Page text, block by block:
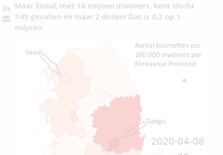
Maar Seoul, met 10 miljoen inwoners, kent slecht
145 gevallen en maar 2 doden! Dat is 0,2 op 1
miljoen.